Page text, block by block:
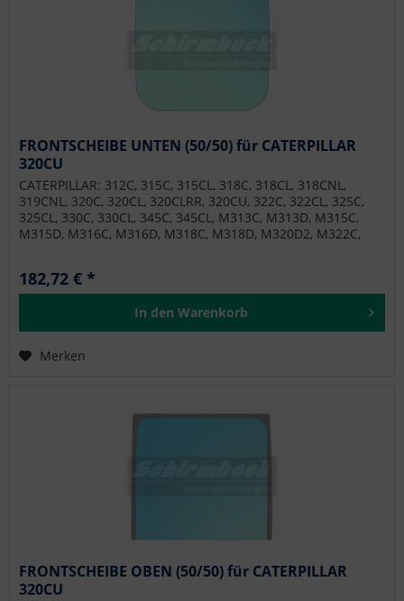
FRONTSCHEIBE UNTEN (50/50) für CATERPILLAR
320CU
CATERPILLAR: 312C, 315C, 315CL, 318C, 318CL, 318CNL,
319CNL, 320C, 320CL, 320CLRR, 320CU, 322C, 322CL, 325C,
325CL, 330C, 330CL, 345C, 345CL, M313C, M313D, M315C,
M315D, M316C, M316D, M318C, M318D, M320D2, M322C,
182,72 € *
In den Warenkorb
Merken
FRONTSCHEIBE OBEN (50/50) für CATERPILLAR
320CU